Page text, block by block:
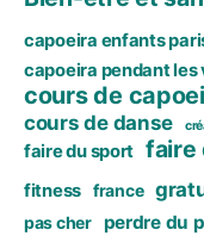
capoeira enfants
capoeira pendant
cours de
cours de danse
faire du sport faire
fitness france
pas cher perdre du